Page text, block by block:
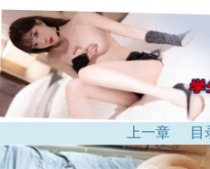
上一章 目